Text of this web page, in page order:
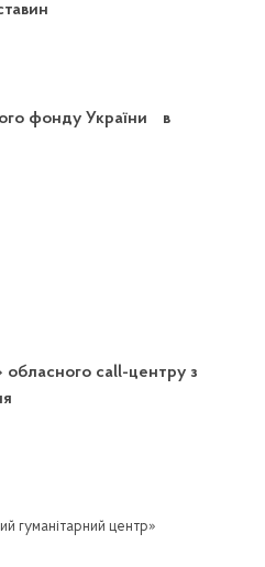
фонду України в
обласного call-центру з
гуманітарний центр»